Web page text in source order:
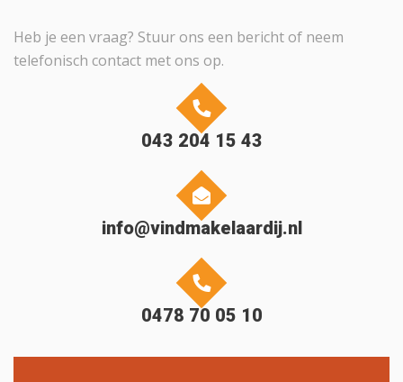
Heb je een vraag? Stuur ons een bericht of neem
telefonisch contact met ons op.
043 204 15 43
info@vindmakelaardij.nl
0478 70 05 10